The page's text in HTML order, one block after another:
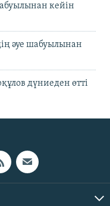
кейін
әуе шабуылынан
дүниеден өтті